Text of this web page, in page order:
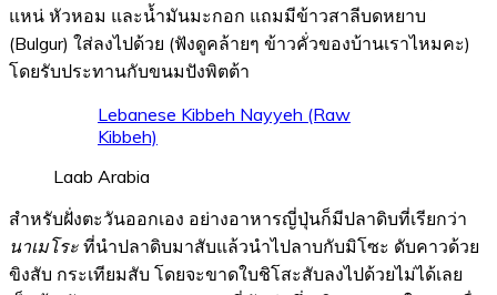
แหน่ หัวหอม และน้ำมันมะกอก แถมมีข้าวสาลีบดหยาบ
(Bulgur) ใส่ลงไปด้วย (ฟังดูคล้ายๆ ข้าวคั่วของบ้านเราไหมคะ)
โดยรับประทานกับขนมปังพิตต้า
Lebanese Kibbeh Nayyeh (Raw
Kibbeh)
Laab Arabia
สำหรับฝั่งตะวันออกเอง อย่างอาหารญี่ปุ่นก็มีปลาดิบที่เรียกว่า
นาเมโระ ที่นำปลาดิบมาสับแล้วนำไปลาบกับมิโซะ ดับคาวด้วย
ขิงสับ กระเทียมสับ โดยจะขาดใบชิโสะสับลงไปด้วยไม่ได้เลย